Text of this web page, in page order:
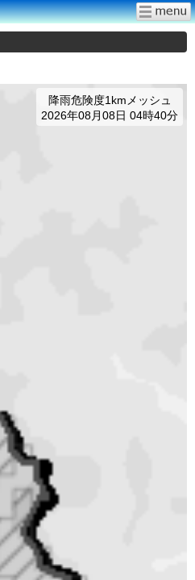
降雨危険度1kmメッシュ
2026年08月08日 04時40分